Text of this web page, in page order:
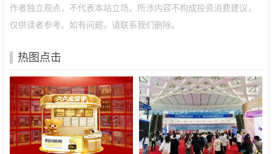
作者独立观点，不代表本站立场。所涉内容不构成投资消费建议，
仅供读者参考。如有问题，请联系我们删除。
热图点击